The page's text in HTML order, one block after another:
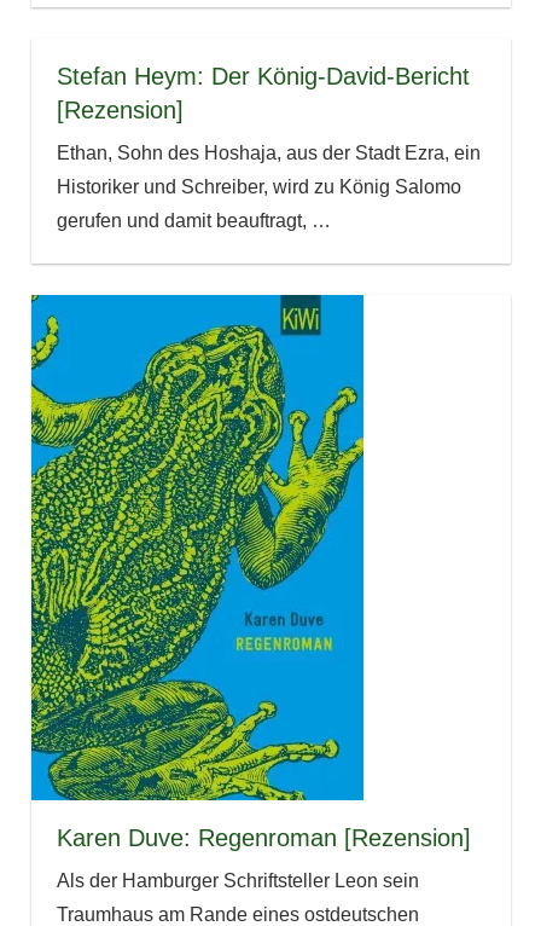
Stefan Heym: Der König-David-Bericht
[Rezension]
Ethan, Sohn des Hoshaja, aus der Stadt Ezra, ein
Historiker und Schreiber, wird zu König Salomo
gerufen und damit beauftragt, …
Karen Duve: Regenroman [Rezension]
Als der Hamburger Schriftsteller Leon sein
Traumhaus am Rande eines ostdeutschen